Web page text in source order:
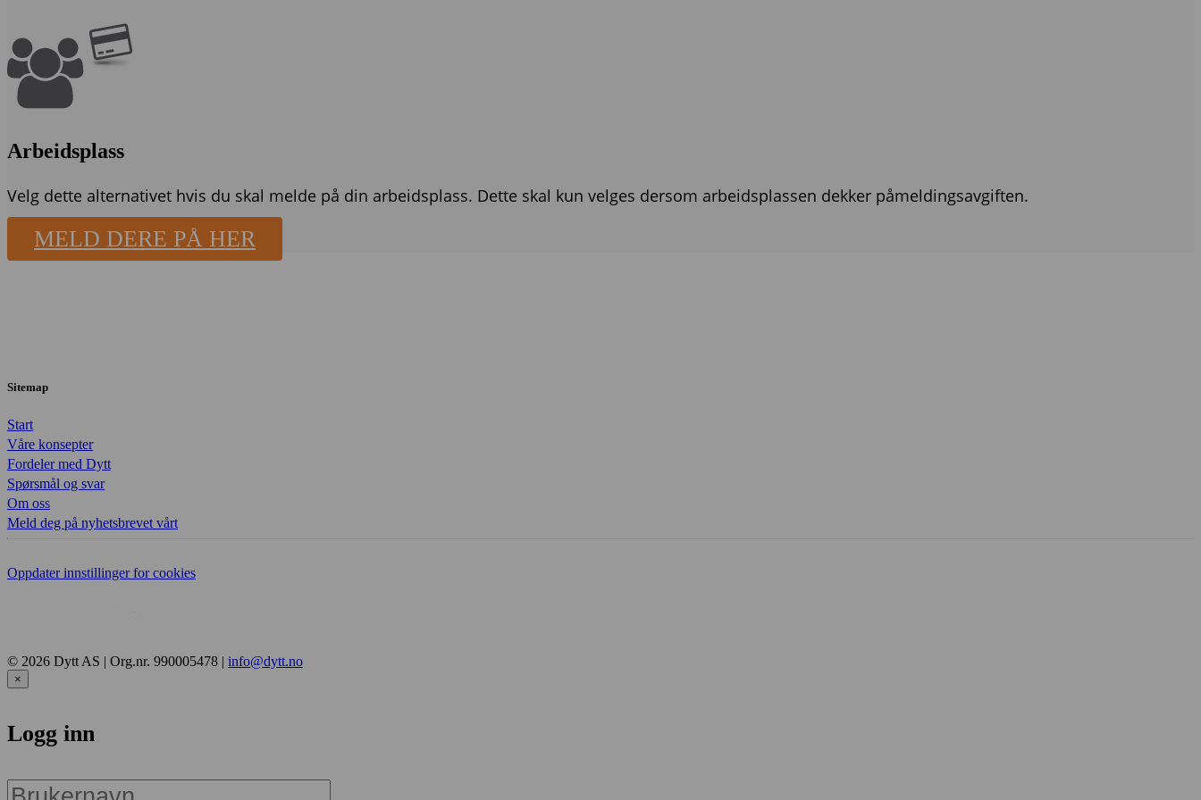
Arbeidsplass
Velg dette alternativet hvis du skal melde på din arbeidsplass. Dette skal kun velges dersom arbeidsplassen dekker påmeldingsavgiften.
MELD DERE PÅ HER
Sitemap
Start
Våre konsepter
Fordeler med Dytt
Spørsmål og svar
Om oss
Meld deg på nyhetsbrevet vårt
Oppdater innstillinger for cookies
© 2026 Dytt AS | Org.nr. 990005478 | info@dytt.no
×
Logg inn